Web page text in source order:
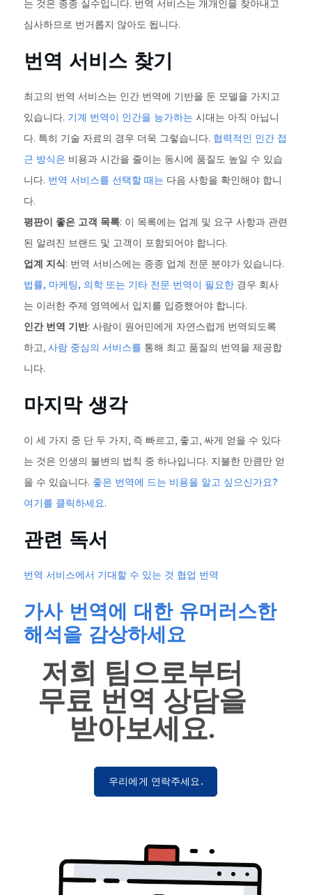
는 것은 종종 실수입니다. 번역 서비스는 개개인을 찾아내고
심사하므로 번거롭지 않아도 됩니다.
번역 서비스 찾기
최고의 번역 서비스는 인간 번역에 기반을 둔 모델을 가지고
있습니다. 기계 번역이 인간을 능가하는 시대는 아직 아닙니
다. 특히 기술 자료의 경우 더욱 그렇습니다. 협력적인 인간 접
근 방식은 비용과 시간을 줄이는 동시에 품질도 높일 수 있습
니다. 번역 서비스를 선택할 때는 다음 사항을 확인해야 합니
다.
평판이 좋은 고객 목록: 이 목록에는 업계 및 요구 사항과 관련
된 알려진 브랜드 및 고객이 포함되어야 합니다.
업계 지식: 번역 서비스에는 종종 업계 전문 분야가 있습니다.
법률, 마케팅, 의학 또는 기타 전문 번역이 필요한 경우 회사
는 이러한 주제 영역에서 입지를 입증했어야 합니다.
인간 번역 기반: 사람이 원어민에게 자연스럽게 번역되도록
하고, 사람 중심의 서비스를 통해 최고 품질의 번역을 제공합
니다.
마지막 생각
이 세 가지 중 단 두 가지, 즉 빠르고, 좋고, 싸게 얻을 수 있다
는 것은 인생의 불변의 법칙 중 하나입니다. 지불한 만큼만 얻
을 수 있습니다. 좋은 번역에 드는 비용을 알고 싶으신가요?
여기를 클릭하세요.
관련 독서
번역 서비스에서 기대할 수 있는 것 협업 번역
가사 번역에 대한 유머러스한
해석을 감상하세요
저희 팀으로부터
무료 번역 상담을
받아보세요.
우리에게 연락주세요.